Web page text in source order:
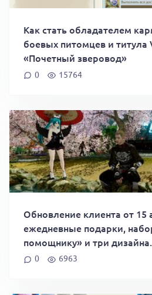
Как стать обладателем
боевых питомцев и титула
«Почетный зверовод»
0 15764
Обновление клиента от 15
ежедневные подарки,
помощнику» и три дизайна.
0 6963